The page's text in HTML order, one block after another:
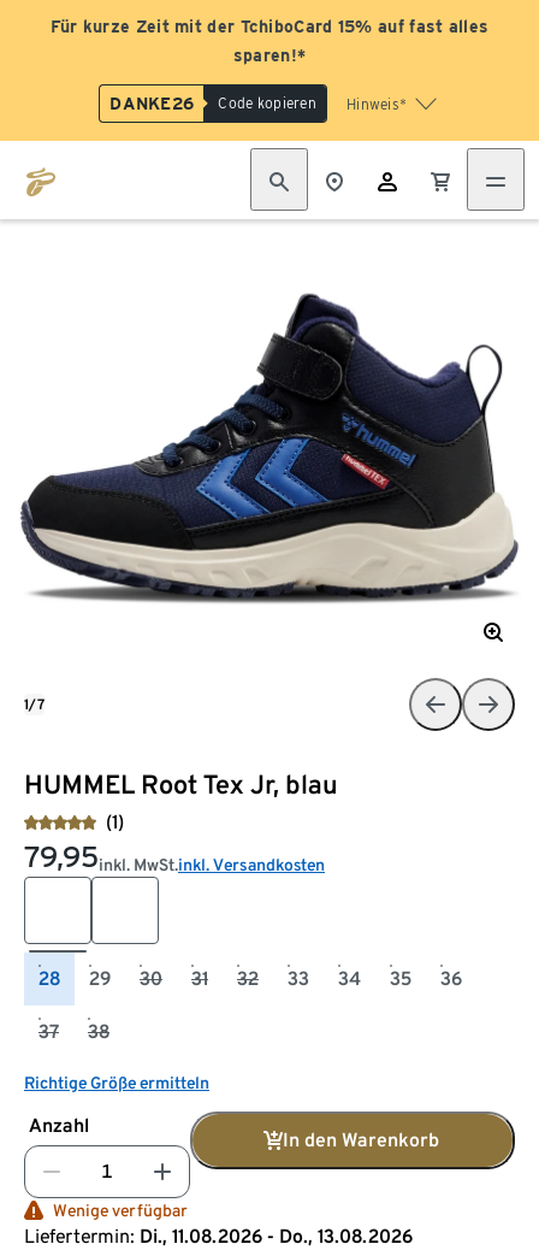
Für kurze Zeit mit der TchiboCard 15% auf fast alles
sparen!*
DANKE26 Code kopieren Hinweis*
HUMMEL Root Tex Jr, blau
(1)
79,95inkl. MwSt.inkl. Versandkosten
28 29 30 31 32 33 34 35 36
37 38
Richtige Größe ermitteln
Anzahl
In den Warenkorb
Wenige verfügbar
Liefertermin: Di., 11.08.2026 - Do., 13.08.2026
1/7